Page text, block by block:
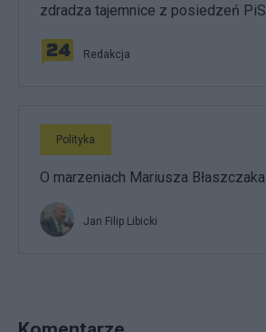
zdradza tajemnice z posiedzeń PiS
Redakcja
Polityka
O marzeniach Mariusza Błaszczaka
Jan Filip Libicki